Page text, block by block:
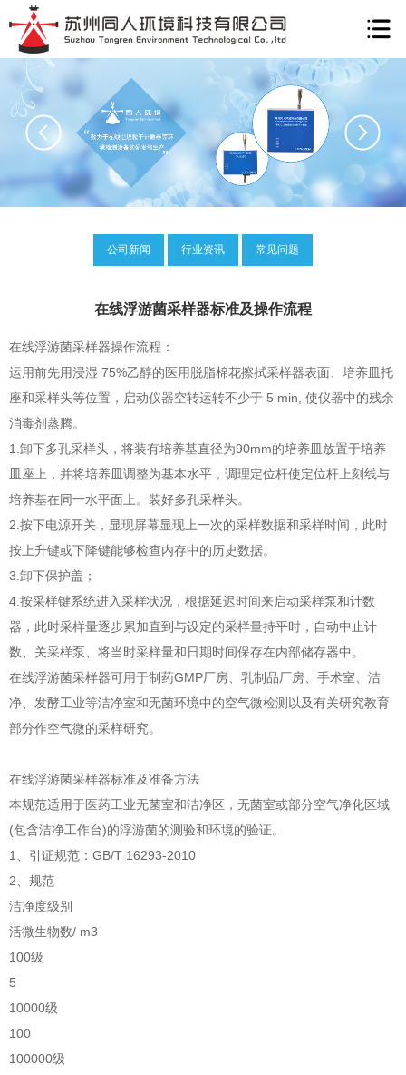
公司新闻 行业资讯 常见问题
在线浮游菌采样器标准及操作流程
在线浮游菌采样器操作流程：
运用前先用浸湿 75%乙醇的医用脱脂棉花擦拭采样器表面、培养皿托
座和采样头等位置，启动仪器空转运转不少于 5 min, 使仪器中的残余
消毒剂蒸腾。
1.卸下多孔采样头，将装有培养基直径为90mm的培养皿放置于培养
皿座上，并将培养皿调整为基本水平，调理定位杆使定位杆上刻线与
培养基在同一水平面上。装好多孔采样头。
2.按下电源开关，显现屏幕显现上一次的采样数据和采样时间，此时
按上升键或下降键能够检查内存中的历史数据。
3.卸下保护盖；
4.按采样键系统进入采样状况，根据延迟时间来启动采样泵和计数
器，此时采样量逐步累加直到与设定的采样量持平时，自动中止计
数、关采样泵、将当时采样量和日期时间保存在内部储存器中。
在线浮游菌采样器可用于制药GMP厂房、乳制品厂房、手术室、洁
净、发酵工业等洁净室和无菌环境中的空气微检测以及有关研究教育
部分作空气微的采样研究。
在线浮游菌采样器标准及准备方法
本规范适用于医药工业无菌室和洁净区，无菌室或部分空气净化区域
(包含洁净工作台)的浮游菌的测验和环境的验证。
1、引证规范：GB/T 16293-2010
2、规范
洁净度级别
活微生物数/ m3
100级
5
10000级
100
100000级